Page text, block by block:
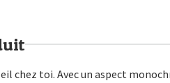
chez toi. Avec un aspect